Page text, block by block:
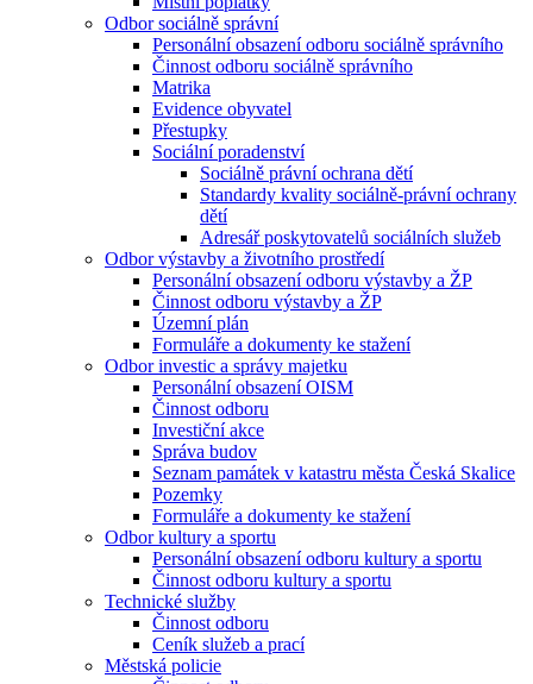
Odbor sociálně správní
Personální obsazení odboru sociálně správního
Činnost odboru sociálně správního
Matrika
Evidence obyvatel
Přestupky
Sociální poradenství
Sociálně právní ochrana dětí
Standardy kvality sociálně-právní ochrany
dětí
Adresář poskytovatelů sociálních služeb
Odbor výstavby a životního prostředí
Personální obsazení odboru výstavby a ŽP
Činnost odboru výstavby a ŽP
Územní plán
Formuláře a dokumenty ke stažení
Odbor investic a správy majetku
Personální obsazení OISM
Činnost odboru
Investiční akce
Správa budov
Seznam památek v katastru města Česká Skalice
Pozemky
Formuláře a dokumenty ke stažení
Odbor kultury a sportu
Personální obsazení odboru kultury a sportu
Činnost odboru kultury a sportu
Technické služby
Činnost odboru
Ceník služeb a prací
Městská policie